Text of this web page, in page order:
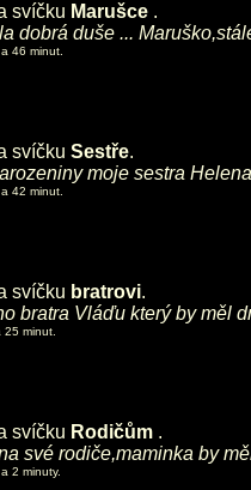
svíčku Marušce .
dobrá duše ...
46 minut.
svíčku Sestře.
moje sestra
42 minut.
svíčku bratrovi.
bratra Vláďu který by měl
minut.
svíčku Rodičům .
své rodiče,maminka by
2 minuty.